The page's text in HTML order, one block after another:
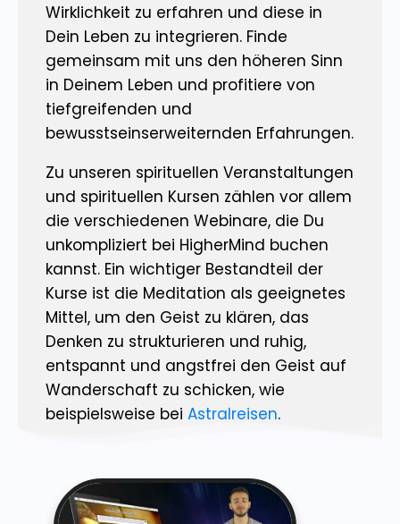
Wirklichkeit zu erfahren und diese in
Dein Leben zu integrieren. Finde
gemeinsam mit uns den höheren Sinn
in Deinem Leben und profitiere von
tiefgreifenden und
bewusstseinserweiternden Erfahrungen.
Zu unseren spirituellen Veranstaltungen
und spirituellen Kursen zählen vor allem
die verschiedenen Webinare, die Du
unkompliziert bei HigherMind buchen
kannst. Ein wichtiger Bestandteil der
Kurse ist die Meditation als geeignetes
Mittel, um den Geist zu klären, das
Denken zu strukturieren und ruhig,
entspannt und angstfrei den Geist auf
Wanderschaft zu schicken, wie
beispielsweise bei Astralreisen.